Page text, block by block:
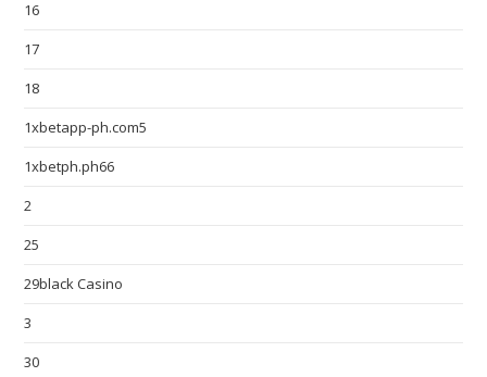
16
17
18
1xbetapp-ph.com5
1xbetph.ph66
2
25
29black Casino
3
30